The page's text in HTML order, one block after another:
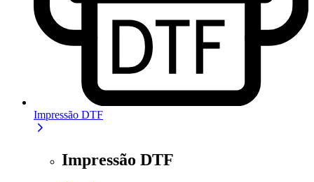
Impressão DTF
Impressão DTF